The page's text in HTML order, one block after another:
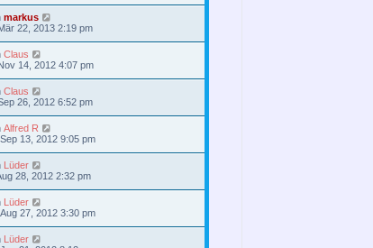
markus
22, 2013 2:19 pm
Claus
14, 2012 4:07 pm
Claus
26, 2012 6:52 pm
Alfred R
13, 2012 9:05 pm
Lüder
28, 2012 2:32 pm
Lüder
27, 2012 3:30 pm
Lüder